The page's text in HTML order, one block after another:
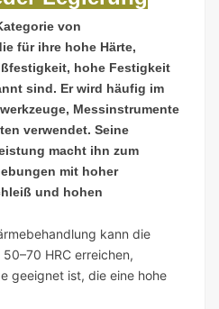
von
für ihre hohe Härte,
hohe Festigkeit
sind. Er wird häufig im
Messinstrumente
verwendet. Seine
macht ihn zum
mit hoher
und hohen
kann die
HRC erreichen,
geeignet ist, die eine hohe